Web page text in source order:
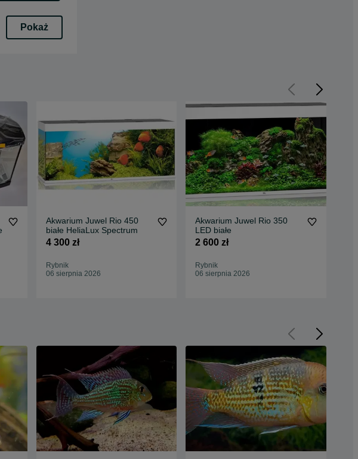
Pokaż
Akwarium Juwel Rio 450
białe HeliaLux Spectrum
4 300 zł
Rybnik
06 sierpnia 2026
Akwarium Juwel Rio 350
LED białe
2 600 zł
Rybnik
06 sierpnia 2026